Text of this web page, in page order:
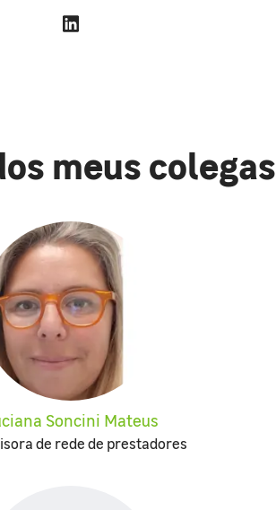
meus colegas
Soncini Mateus
de rede de prestadores